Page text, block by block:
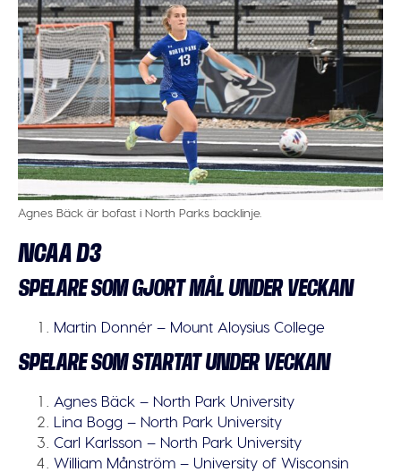
Agnes Bäck är bofast i North Parks backlinje.
NCAA D3
SPELARE SOM GJORT MÅL UNDER VECKAN
Martin Donnér – Mount Aloysius College
SPELARE SOM STARTAT UNDER VECKAN
Agnes Bäck – North Park University
Lina Bogg – North Park University
Carl Karlsson – North Park University
William Månström – University of Wisconsin